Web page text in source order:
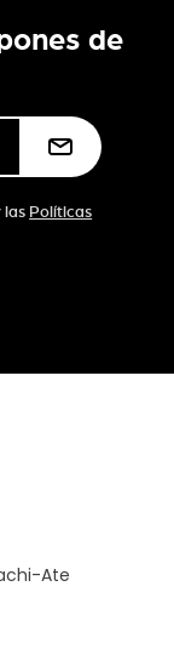
de
las Políticas
Ate